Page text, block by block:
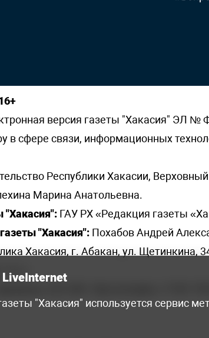
версия газеты "Хакасия" ЭЛ №
в сфере связи, информационных
Республики Хакасии,
Марина Анатольевна.
"Хакасия": ГАУ РХ «Редакция газеты
"Хакасия": Похабов Андрей
Хакасия, г. Абакан, ул. Щетинкина,
19.ru
LiveInternet
"Хакасия" используется сервис